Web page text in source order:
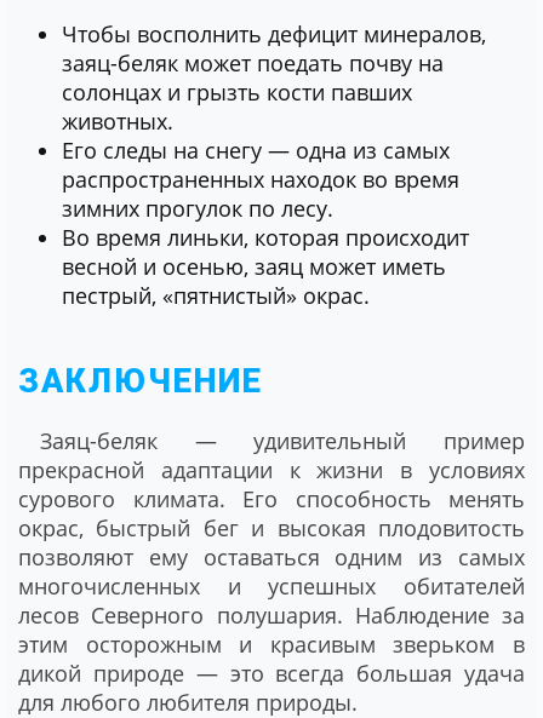
Чтобы восполнить дефицит минералов,
заяц-беляк может поедать почву на
солонцах и грызть кости павших
животных.
Его следы на снегу — одна из самых
распространенных находок во время
зимних прогулок по лесу.
Во время линьки, которая происходит
весной и осенью, заяц может иметь
пестрый, «пятнистый» окрас.
ЗАКЛЮЧЕНИЕ
Заяц-беляк — удивительный пример
прекрасной адаптации к жизни в условиях
сурового климата. Его способность менять
окрас, быстрый бег и высокая плодовитость
позволяют ему оставаться одним из самых
многочисленных и успешных обитателей
лесов Северного полушария. Наблюдение за
этим осторожным и красивым зверьком в
дикой природе — это всегда большая удача
для любого любителя природы.